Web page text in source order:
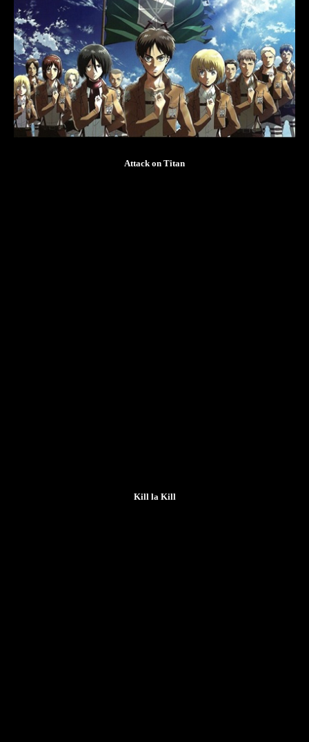
Attack on Titan
Kill la Kill